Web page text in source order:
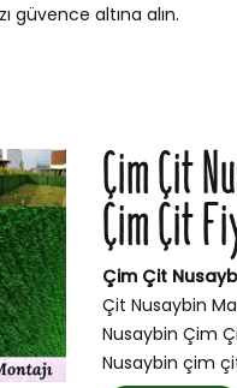
güvence altına alın.
Çim Çit
Çim Çit
Çim Çit
Çit Nusaybin
Nusaybin Çim
Nusaybin çim